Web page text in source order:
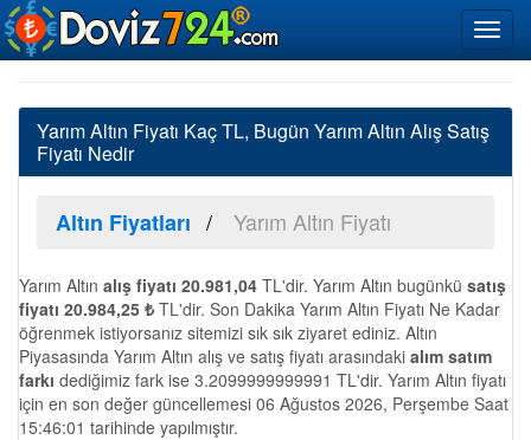
Yarım Altın Fiyatı Kaç TL, Bugün Yarım Altın Alış Satış
Fiyatı Nedir
Altın Fiyatları Yarım Altın Fiyatı
Yarım Altın alış fiyatı 20.981,04 TL'dir. Yarım Altın bugünkü satış
fiyatı 20.984,25 ₺ TL'dir. Son Dakika Yarım Altın Fiyatı Ne Kadar
öğrenmek istiyorsanız sitemizi sık sık ziyaret ediniz. Altın
Piyasasında Yarım Altın alış ve satış fiyatı arasındaki alım satım
farkı dediğimiz fark ise 3.2099999999991 TL'dir. Yarım Altın fiyatı
için en son değer güncellemesi 06 Ağustos 2026, Perşembe Saat
15:46:01 tarihinde yapılmıştır.